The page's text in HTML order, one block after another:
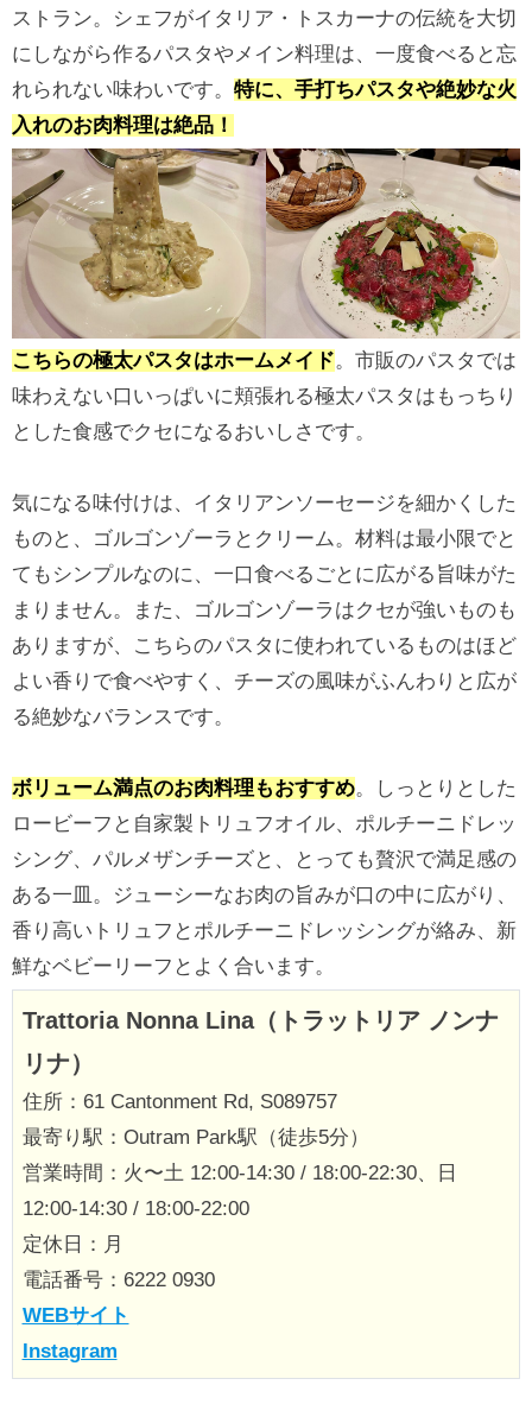
ストラン。シェフがイタリア・トスカーナの伝統を大切
にしながら作るパスタやメイン料理は、一度食べると忘
れられない味わいです。 特に、手打ちパスタや絶妙な火
入れのお肉料理は絶品！
こちらの極太パスタはホームメイド。市販のパスタでは
味わえない口いっぱいに頬張れる極太パスタはもっちり
とした食感でクセになるおいしさです。
気になる味付けは、イタリアンソーセージを細かくした
ものと、ゴルゴンゾーラとクリーム。材料は最小限でと
てもシンプルなのに、一口食べるごとに広がる旨味がた
まりません。また、ゴルゴンゾーラはクセが強いものも
ありますが、こちらのパスタに使われているものはほど
よい香りで食べやすく、チーズの風味がふんわりと広が
る絶妙なバランスです。
ボリューム満点のお肉料理もおすすめ。しっとりとした
ロービーフと自家製トリュフオイル、ポルチーニドレッ
シング、パルメザンチーズと、とっても贅沢で満足感の
ある一皿。ジューシーなお肉の旨みが口の中に広がり、
香り高いトリュフとポルチーニドレッシングが絡み、新
鮮なベビーリーフとよく合います。
Trattoria Nonna Lina（トラットリア ノンナ
リナ）
住所：61 Cantonment Rd, S089757
最寄り駅：Outram Park駅（徒歩5分）
営業時間：火〜土 12:00-14:30 / 18:00-22:30、日
12:00-14:30 / 18:00-22:00
定休日：月
電話番号：6222 0930
WEBサイト
Instagram